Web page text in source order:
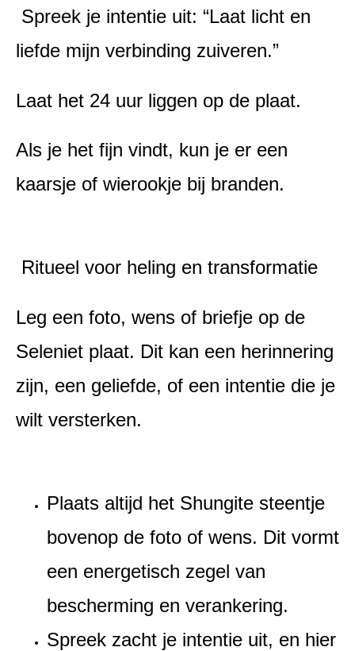
Spreek je intentie uit: “Laat licht en
liefde mijn verbinding zuiveren.”
Laat het 24 uur liggen op de plaat.
Als je het fijn vindt, kun je er een
kaarsje of wierookje bij branden.
Ritueel voor heling en transformatie
Leg een foto, wens of briefje op de
Seleniet plaat. Dit kan een herinnering
zijn, een geliefde, of een intentie die je
wilt versterken.
Plaats altijd het Shungite steentje
bovenop de foto of wens. Dit vormt
een energetisch zegel van
bescherming en verankering.
Spreek zacht je intentie uit, en hier